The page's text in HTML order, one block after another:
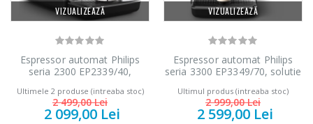
VIZUALIZEAZĂ
Espressor automat Philips
seria 2300 EP2339/40,
solutie de lapte LatteGO, 4
tipuri de bauturi, 3 nivele de
intensitate a aromei,
Ultimele 2 produse (intreaba stoc)
2 499,00 Lei
2 099,00 Lei
VIZUALIZEAZĂ
Espressor automat Philips
seria 3300 EP3349/70, solutie
bauturi, ecran tactil intuitiv,
Tehnologie noua SilentBrew
pentru preparare silentioasa,
Ultimul produs (intreaba stoc)
2 999,00 Lei
2 599,00 Lei